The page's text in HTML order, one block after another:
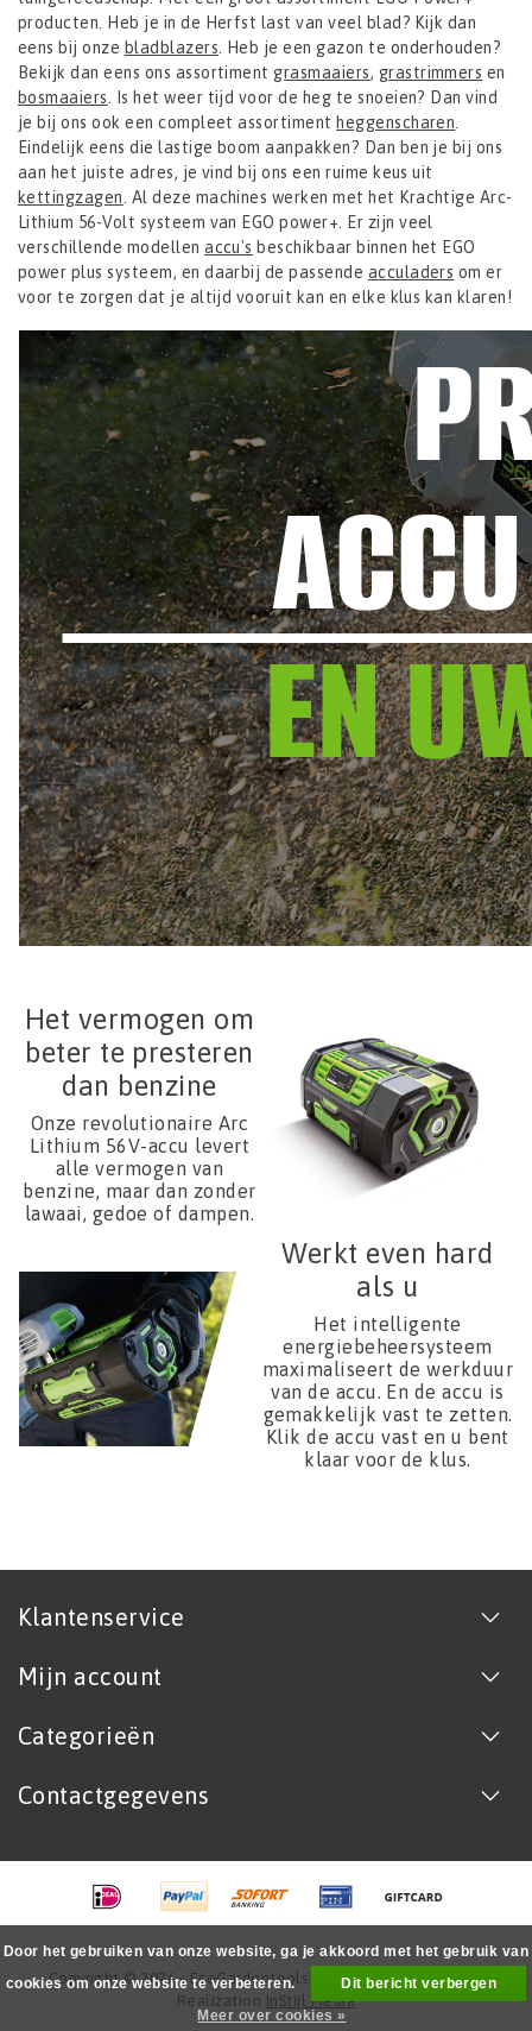
producten. Heb je in de Herfst last van veel blad? Kijk dan
eens bij onze bladblazers . Heb je een gazon te onderhouden?
Bekijk dan eens ons assortimentgrasmaaiers, grastrimmers en
bosmaaiers
. Is het weer tijd voor de heg te snoeien? Dan vind
je bij ons ook een compleet assortimentheggenscharen
Eindelijk eens die lastige boom aanpakken? Dan ben je bij ons
aan het juiste adres, je vind bij ons een ruime keus uit
kettingzagen . Al deze machines werken met het Krachtige Arc-
Lithium 56-Volt systeem van EGO power+. Er zijn veel
verschillende modellenaccu's beschikbaar binnen het EGO
power plus systeem, en daarbij de passende acculaders om er
voor te zorgen dat je altijd vooruit kan en elke klus kan klaren!
Het vermogen om
beter te presteren
dan benzine
Onze revolutionaire Arc
Lithium 56V-accu levert
alle vermogen van
benzine, maar dan zonder
lawaai, gedoe of dampen.
Werkt even hard
als u
Het intelligente
energiebeheersysteem
maximaliseert de werkduur
van de accu. En de accu is
gemakkelijk vast te zetten.
Klik de accu vast en u bent
klaar voor de klus.
Klantenservice
Mijn account
Categorieën
Contactgegevens
Copyright © 2026 - EcoGardentools.nl - All rights reserved -
Realization InStijl Media
Door het gebruiken van onze website, ga je akkoord met het gebruik van
cookies om onze website te verbeteren.
Dit bericht verbergen
Meer over cookies »